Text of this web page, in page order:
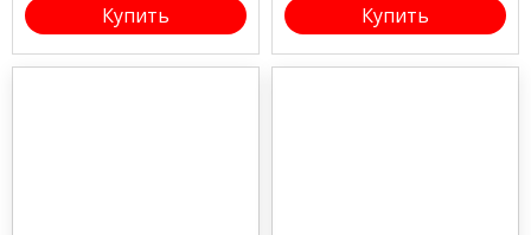
Купить
Купить